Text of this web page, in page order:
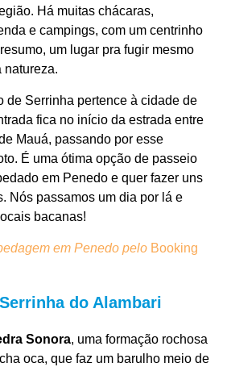
Há muitas chácaras,
e campings, com um centrinho
um lugar pra fugir mesmo
natureza.
de Serrinha pertence à cidade de
fica no início da estrada entre
Mauá, passando por esse
É uma ótima opção de passeio
em Penedo e quer fazer uns
Nós passamos um dia por lá e
bacanas!
em Penedo pelo Booking
do Alambari
Sonora, uma formação rochosa
oca, que faz um barulho meio de